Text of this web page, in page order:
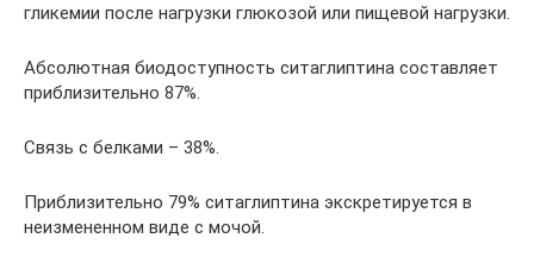
гликемии после нагрузки глюкозой или пищевой нагрузки.
Абсолютная биодоступность ситаглиптина составляет
приблизительно 87%.
Связь с белками – 38%.
Приблизительно 79% ситаглиптина экскретируется в
неизмененном виде с мочой.